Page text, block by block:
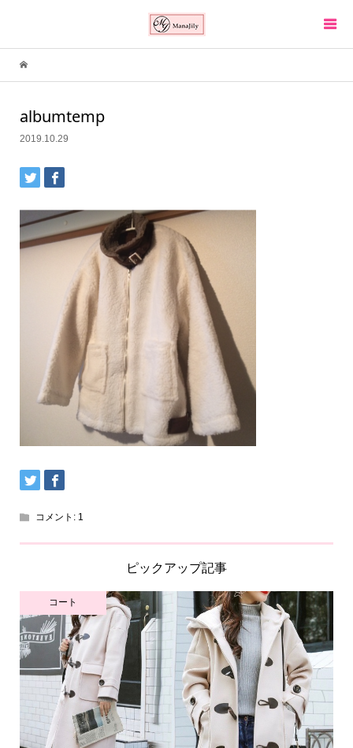
albumtemp
2019.10.29
コメント: 1
ピックアップ記事
コート